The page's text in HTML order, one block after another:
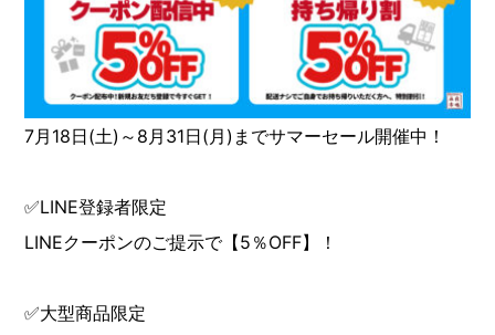
7月18日(土)～8月31日(月)までサマーセール開催中！
✅LINE登録者限定
LINEクーポンのご提示で【5％OFF】！
✅大型商品限定